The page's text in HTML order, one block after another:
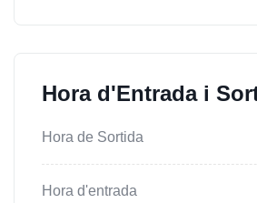
Hora d'Entrada i
Hora de Sortida
Hora d'entrada